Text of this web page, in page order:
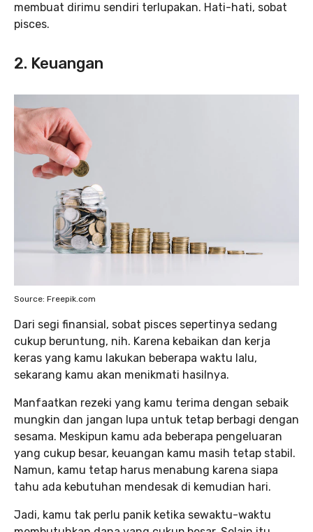
membuat dirimu sendiri terlupakan. Hati-hati, sobat
pisces.
2. Keuangan
Source: Freepik.com
Dari segi finansial, sobat pisces sepertinya sedang
cukup beruntung, nih. Karena kebaikan dan kerja
keras yang kamu lakukan beberapa waktu lalu,
sekarang kamu akan menikmati hasilnya.
Manfaatkan rezeki yang kamu terima dengan sebaik
mungkin dan jangan lupa untuk tetap berbagi dengan
sesama. Meskipun kamu ada beberapa pengeluaran
yang cukup besar, keuangan kamu masih tetap stabil.
Namun, kamu tetap harus menabung karena siapa
tahu ada kebutuhan mendesak di kemudian hari.
Jadi, kamu tak perlu panik ketika sewaktu-waktu